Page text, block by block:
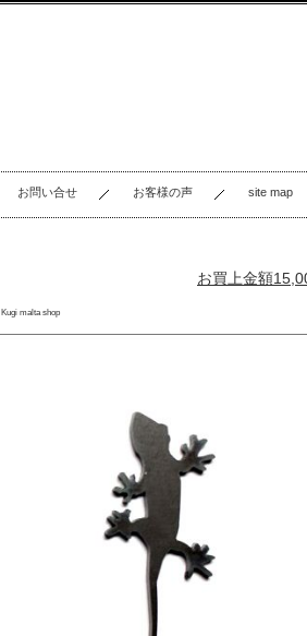
お問い合せ お客様の声 site map
お買上金額
Kugi malta shop